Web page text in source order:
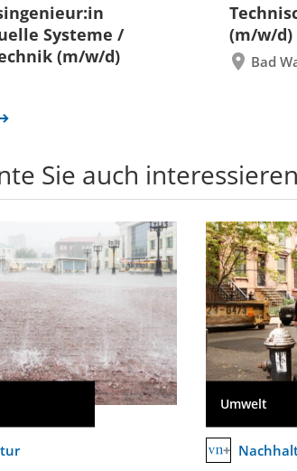
Systeme /
(m/w/d)
(m/w/d)
Bad
Sie auch interessieren
Umwelt